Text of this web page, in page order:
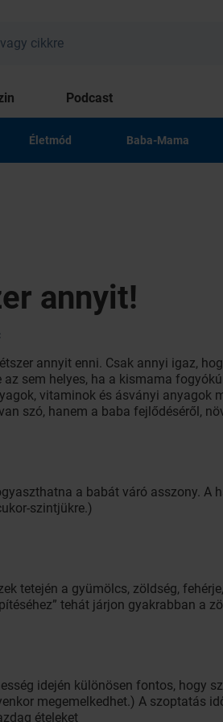
Podcast
Életmód Baba-Mama
annyit!
annyit enni. Csak annyi igaz,
sem helyes, ha a kismama
vitaminok és ásványi anyagok
szó, hanem a baba fejlődéséről,
a babát váró asszony. A
szintjükre.)
tetején a gyümölcs, zöldség,
tehát járjon gyakrabban a
idején különösen fontos, hogy
megemelkedhet.) A szoptatás
ételeket